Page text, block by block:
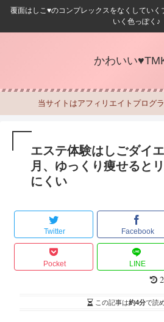
覆面はしこ♥のコンプレックスをなくしてい
いく色っぽく♪
かわいい
当サイトはアフィリエイトプログ
エステ体験はしごダイ
月、ゆっくり痩せると
にくい
Twitter Facebook
Pocket LINE
この記事は約4分で読